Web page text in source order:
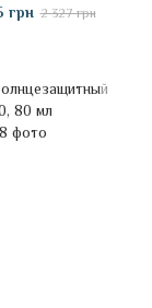
грн 2 327 грн